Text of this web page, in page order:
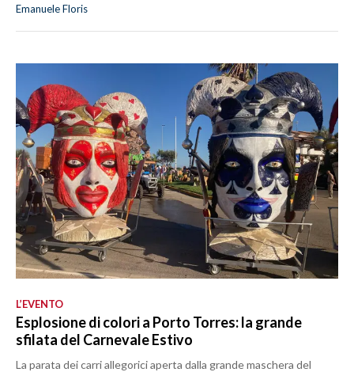
Emanuele Floris
L’EVENTO
Esplosione di colori a Porto Torres: la grande
sfilata del Carnevale Estivo
La parata dei carri allegorici aperta dalla grande maschera del